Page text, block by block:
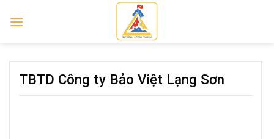
TBTD Công ty Bảo Việt Lạng Sơn